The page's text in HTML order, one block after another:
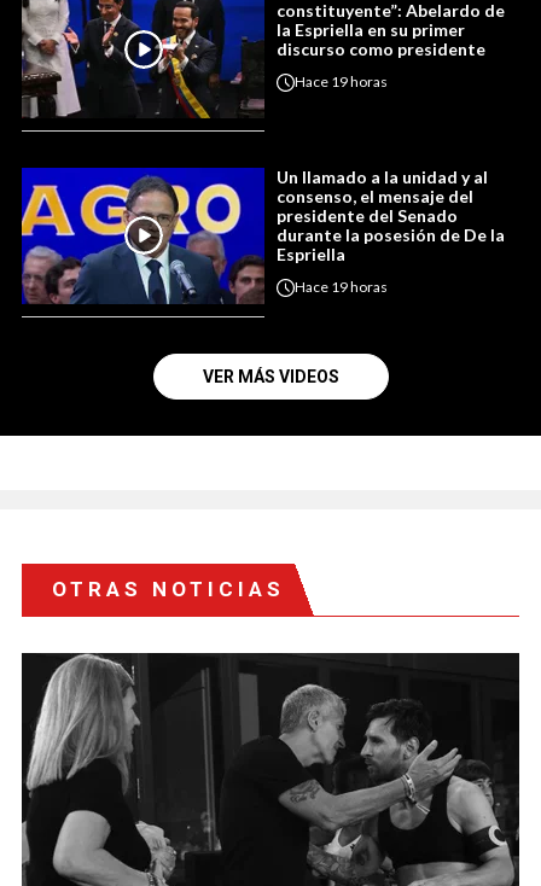
constituyente”: Abelardo de
la Espriella en su primer
discurso como presidente
Hace 19 horas
Un llamado a la unidad y al
consenso, el mensaje del
presidente del Senado
durante la posesión de De la
Espriella
Hace 19 horas
VER MÁS VIDEOS
OTRAS NOTICIAS